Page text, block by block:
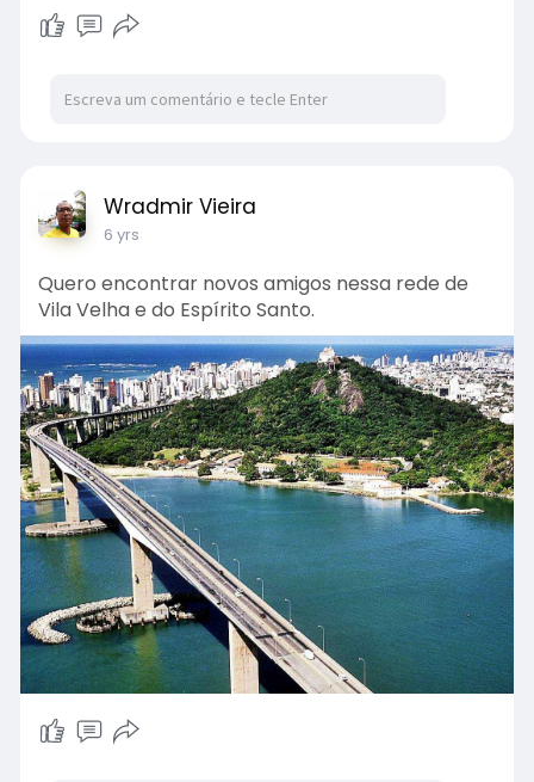
Wradmir Vieira
6 yrs
Quero encontrar novos amigos nessa rede de
Vila Velha e do Espírito Santo.